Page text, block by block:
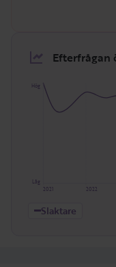
Efterfrågan
Hög
Låg
2022
2021
Slaktare